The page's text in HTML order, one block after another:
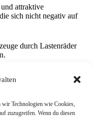
wir Technologien wie Cookies,
zuzugreifen. Wenn du diesen
attraktive
sich nicht negativ auf
durch Lastenräder